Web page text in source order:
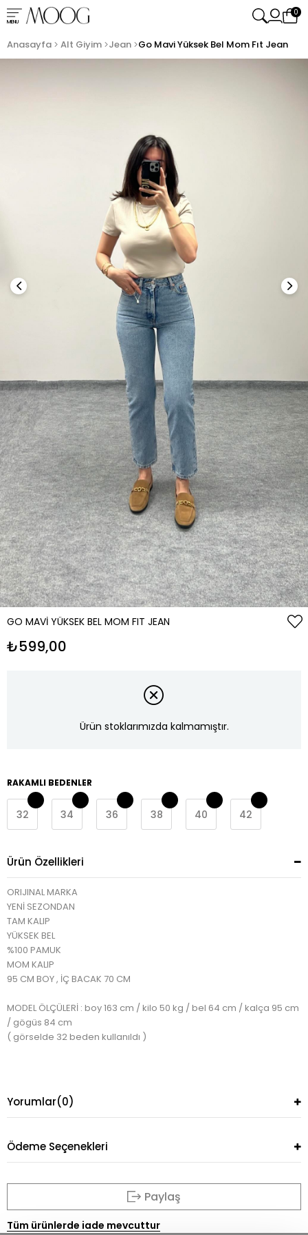
MENU
0
Anasayfa Alt Giyim Jean Go Mavi Yüksek Bel Mom Fıt Jean
GO MAVI YÜKSEK BEL MOM FIT JEAN
₺599,00
Ürün stoklarımızda kalmamıştır.
RAKAMLI BEDENLER
32 34 36 38 40 42
Ürün Özellikleri
ORIJINAL MARKA
YENİ SEZONDAN
TAM KALIP
YÜKSEK BEL
%100 PAMUK
MOM KALIP
95 CM BOY , İÇ BACAK 70 CM
MODEL ÖLÇÜLERİ : boy 163 cm / kilo 50 kg / bel 64 cm / kalça 95 cm
/ gögüs 84 cm
( görselde 32 beden kullanıldı )
Yorumlar(0)
Ödeme Seçenekleri
Paylaş
Tüm ürünlerde iade mevcuttur